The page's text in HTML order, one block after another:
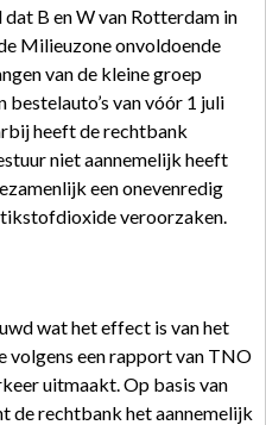
B en W van Rotterdam in
Milieuzone onvoldoende
van de kleine groep
bestelauto’s van vóór 1 juli
heeft de rechtbank
niet aannemelijk heeft
een onevenredig
veroorzaken.
wat het effect is van het
volgens een rapport van TNO
uitmaakt. Op basis van
de rechtbank het aannemelijk